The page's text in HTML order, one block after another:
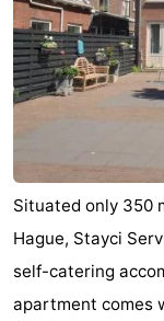
Situated only 350
Hague, Stayci
self-catering
apartment comes